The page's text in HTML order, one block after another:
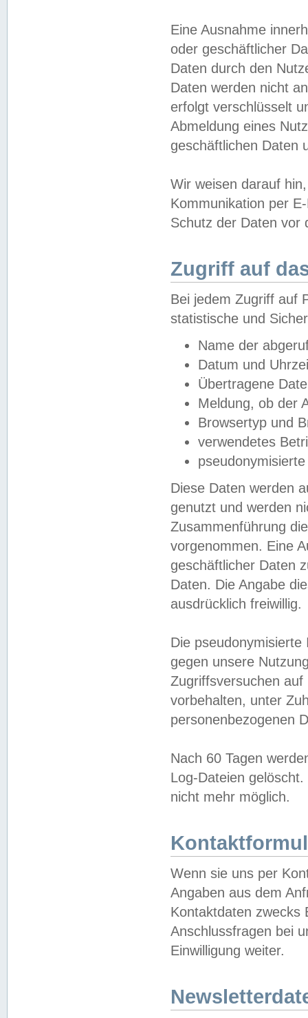
Eine Ausnahme
oder geschäftlicher
Daten durch den
Daten werden nicht
erfolgt verschlüsselt
Abmeldung eines
geschäftlichen Daten
Wir weisen darauf
Kommunikation per
Schutz der Daten vor
Zugriff auf
Bei jedem Zugriff auf
statistische und
Name der
Datum und
Übertragene
Meldung, ob der
Browsertyp und
verwendetes
Diese Daten werden
genutzt und werden
Zusammenführung
vorgenommen. Eine
geschäftlicher Daten
Daten. Die Angabe
ausdrücklich freiwillig.
Die
gegen unsere
Zugriffsversuchen
vorbehalten, unter
personenbezogenen
Nach 60 Tagen
Log-Dateien
nicht mehr möglich.
Wenn sie uns per
Angaben aus dem
Kontaktdaten zwecks
Anschlussfragen bei
Einwilligung weiter.